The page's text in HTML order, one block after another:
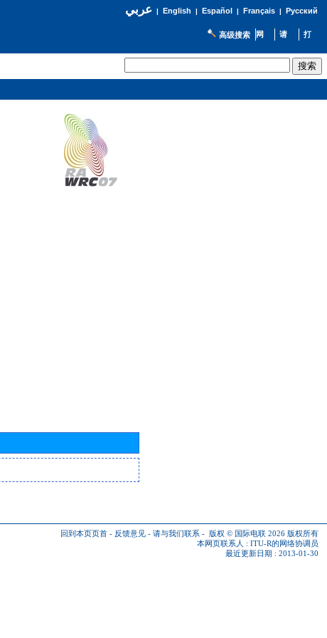
عربي| English | Español | Français| Русский
高级搜索
回到本页页首 - 反馈意见 - 请与我们联系 - 版权 © 国际电联 2026 版权所有
本网页联系人 : ITU-R的网络协调员
最近更新日期 : 2013-01-30